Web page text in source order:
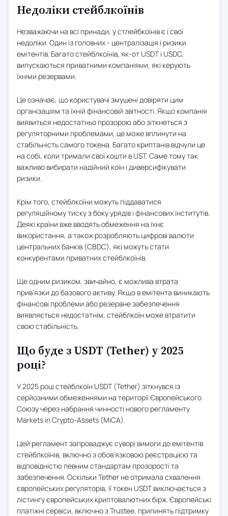
Недоліки стейблкоїнів
Незважаючи на всі принади, у стлейбкоїнів є і свої
недоліки. Один із головних - централізація і ризики
емітентів. Багато стейблкоїнів, як-от USDT і USDC,
випускаються приватними компаніями, які керують
їхніми резервами.
Це означає, що користувачі змушені довіряти цим
організаціям та їхній фінансовій звітності. Якщо компанія
виявиться недостатньо прозорою або зіткнеться з
регуляторними проблемами, це може вплинути на
стабільність самого токена. Багато криптанів відчули це
на собі, коли тримали свої кошти в UST. Саме тому так
важливо вибирати надійний коїн і диверсифікувати
ризики.
Крім того, стейблкоїни можуть піддаватися
регуляційному тиску з боку урядів і фінансових інститутів.
Деякі країни вже вводять обмеження на їхнє
використання, а також розробляють цифрові валюти
центральних банків (CBDC), які можуть стати
конкурентами приватних стейблкоїнів.
Ще одним ризиком, звичайно, є можлива втрата
прив'язки до базового активу. Якщо в емітента виникають
фінансові проблеми або резервне забезпечення
виявляється недостатнім, стейблкоїн може втратити
свою стабільність.
Що буде з USDT (Tether) у 2025
році?
У 2025 році стейблкоїн USDT (Tether) зіткнувся із
серйозними обмеженнями на території Європейського
Союзу через набрання чинності нового регламенту
Markets in Crypto-Assets (MiCA).
Цей регламент запроваджує суворі вимоги до емітентів
стейблкоїнів, включно з обов'язковою реєстрацією та
відповідністю певним стандартам прозорості та
забезпечення. Оскільки Tether не отримала схвалення
європейських регуляторів, її токен USDT виключається з
лістингу європейських криптовалютних бірж. Європейські
платіжні сервіси, включно з Trustee, припинять підтримку